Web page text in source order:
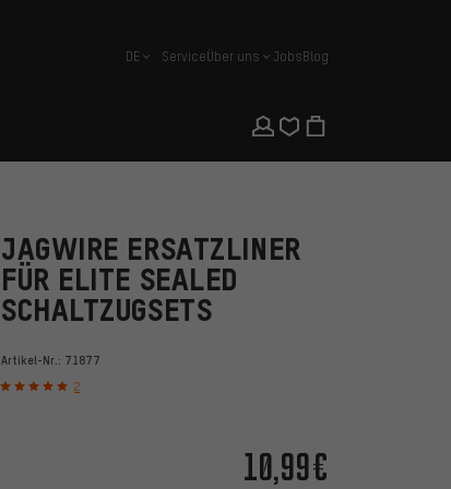
Deutsch
DE ServiceÜber uns JobsBlog
JAGWIRE ERSATZLINER
FÜR ELITE SEALED
SCHALTZUGSETS
Artikel-Nr.: 71877
2
10,99€